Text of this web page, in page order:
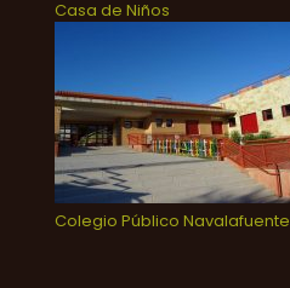
Casa de Niños
Colegio Público Navalafuente